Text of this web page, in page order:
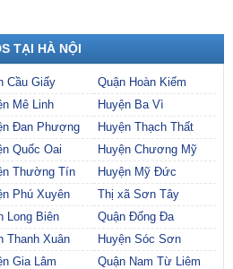
TẠI HÀ NỘI
Cầu Giấy
Quận Hoàn Kiếm
Mê Linh
Huyện Ba Vì
Đan Phượng
Huyện Thạch Thất
Quốc Oai
Huyện Chương Mỹ
Thường Tín
Huyện Mỹ Đức
Phú Xuyên
Thị xã Sơn Tây
Long Biên
Quận Đống Đa
Thanh Xuân
Huyện Sóc Sơn
Gia Lâm
Quận Nam Từ Liêm